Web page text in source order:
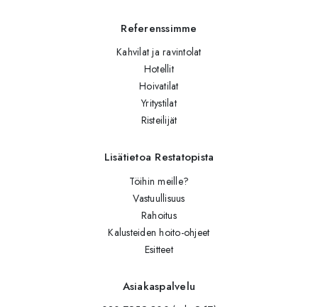
Referenssimme
Kahvilat ja ravintolat
Hotellit
Hoivatilat
Yritystilat
Risteilijät
Lisätietoa Restatopista
Töihin meille?
Vastuullisuus
Rahoitus
Kalusteiden hoito-ohjeet
Esitteet
Asiakaspalvelu